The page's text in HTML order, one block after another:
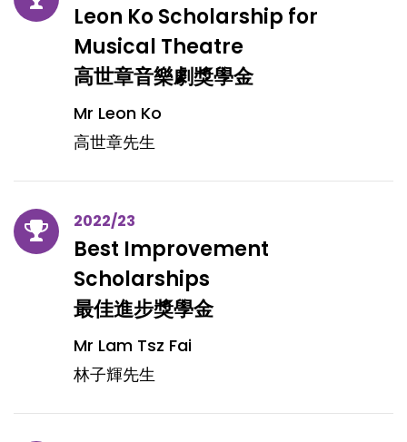
Leon Ko Scholarship for
Musical Theatre
高世章音樂劇獎學金
Mr Leon Ko
高世章先生
2022/23
Best Improvement
Scholarships
最佳進步獎學金
Mr Lam Tsz Fai
林子輝先生